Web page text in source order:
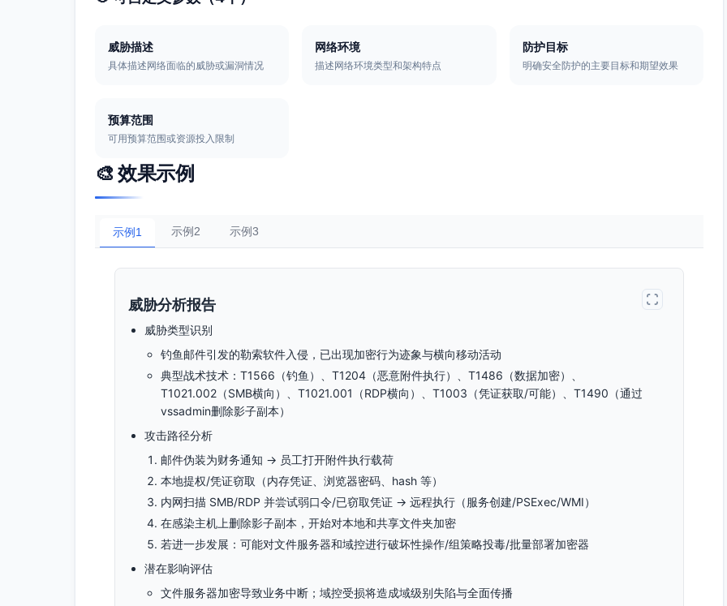
威胁描述
具体描述网络面临的威胁或漏洞情况
网络环境
描述网络环境类型和架构特点
防护目标
明确安全防护的主要目标和期望效果
预算范围
可用预算范围或资源投入限制
🎨 效果示例
示例1 示例2 示例3
威胁分析报告
威胁类型识别
钓鱼邮件引发的勒索软件入侵，已出现加密行为迹象与横向移动活动
典型战术技术：T1566（钓鱼）、T1204（恶意附件执行）、T1486（数据加密）、
T1021.002（SMB横向）、T1021.001（RDP横向）、T1003（凭证获取/可能）、T1490（通过
vssadmin删除影子副本）
攻击路径分析
邮件伪装为财务通知 → 员工打开附件执行载荷
本地提权/凭证窃取（内存凭证、浏览器密码、hash 等）
内网扫描 SMB/RDP 并尝试弱口令/已窃取凭证 → 远程执行（服务创建/PSExec/WMI）
在感染主机上删除影子副本，开始对本地和共享文件夹加密
若进一步发展：可能对文件服务器和域控进行破坏性操作/组策略投毒/批量部署加密器
潜在影响评估
文件服务器加密导致业务中断；域控受损将造成域级别失陷与全面传播